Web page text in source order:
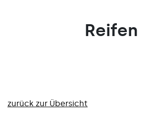
Reifen
zurück zur Übersicht